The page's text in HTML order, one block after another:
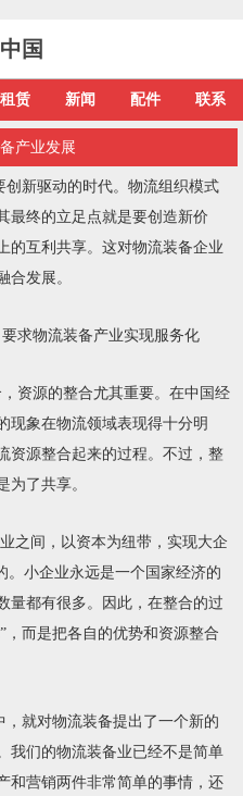
国
租赁 新闻 配件 联系
产业发展
新驱动的时代。物流组织模式
最终的立足点就是要创造新价
的互利共享。这对物流装备企业
合发展。
求物流装备产业实现服务化
资源的整合尤其重要。在中国经
现象在物流领域表现得十分明
资源整合起来的过程。不过，整
为了共享。
之间，以资本为纽带，实现大企
。小企业永远是一个国家经济的
量都有很多。因此，在整合的过
，而是把各自的优势和资源整合
就对物流装备提出了一个新的
我们的物流装备业已经不是简单
和营销两件非常简单的事情，还